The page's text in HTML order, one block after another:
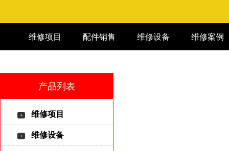
维修项目 配件销售 维修设备 维修案例
产品列表
维修项目
维修设备